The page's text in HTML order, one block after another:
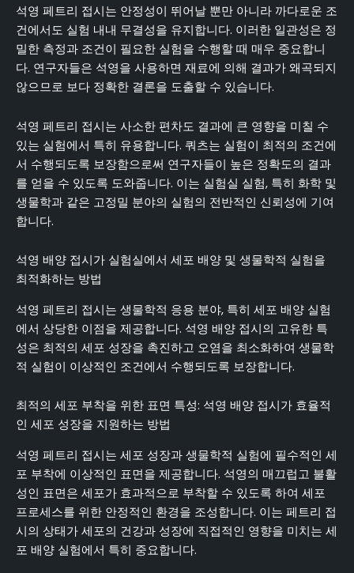
석영 페트리 접시는 안정성이 뛰어날 뿐만 아니라 까다로운 조
건에서도 실험 내내 무결성을 유지합니다. 이러한 일관성은 정
밀한 측정과 조건이 필요한 실험을 수행할 때 매우 중요합니
다. 연구자들은 석영을 사용하면 재료에 의해 결과가 왜곡되지
않으므로 보다 정확한 결론을 도출할 수 있습니다.
석영 페트리 접시는 사소한 편차도 결과에 큰 영향을 미칠 수
있는 실험에서 특히 유용합니다. 쿼츠는 실험이 최적의 조건에
서 수행되도록 보장함으로써 연구자들이 높은 정확도의 결과
를 얻을 수 있도록 도와줍니다. 이는 실험실 실험, 특히 화학 및
생물학과 같은 고정밀 분야의 실험의 전반적인 신뢰성에 기여
합니다.
석영 배양 접시가 실험실에서 세포 배양 및 생물학적 실험을
최적화하는 방법
석영 페트리 접시는 생물학적 응용 분야, 특히 세포 배양 실험
에서 상당한 이점을 제공합니다. 석영 배양 접시의 고유한 특
성은 최적의 세포 성장을 촉진하고 오염을 최소화하여 생물학
적 실험이 이상적인 조건에서 수행되도록 보장합니다.
최적의 세포 부착을 위한 표면 특성: 석영 배양 접시가 효율적
인 세포 성장을 지원하는 방법
석영 페트리 접시는 세포 성장과 생물학적 실험에 필수적인 세
포 부착에 이상적인 표면을 제공합니다. 석영의 매끄럽고 불활
성인 표면은 세포가 효과적으로 부착할 수 있도록 하여 세포
프로세스를 위한 안정적인 환경을 조성합니다. 이는 페트리 접
시의 상태가 세포의 건강과 성장에 직접적인 영향을 미치는 세
포 배양 실험에서 특히 중요합니다.